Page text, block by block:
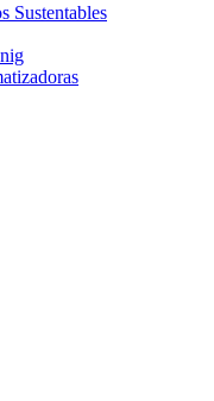
Sustentables